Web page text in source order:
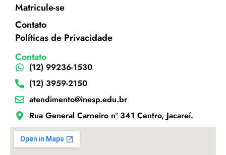
Matricule-se
Contato
Políticas de Privacidade
Contato
(12) 99236-1530
(12) 3959-2150
atendimento@inesp.edu.br
Rua General Carneiro nº 341 Centro, Jacareí.